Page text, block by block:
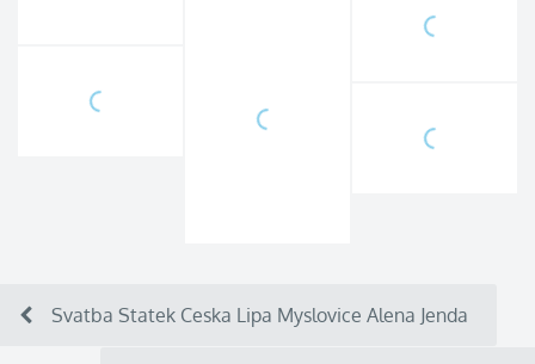
Svatba Statek Ceska Lipa Myslovice Alena Jenda